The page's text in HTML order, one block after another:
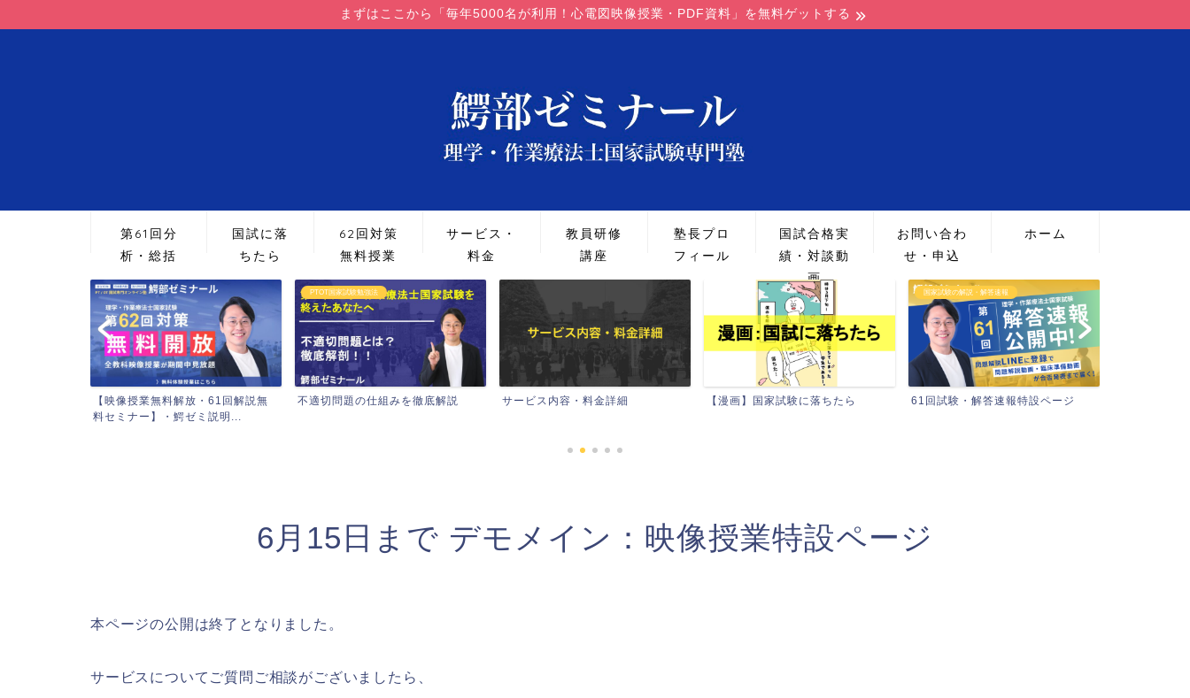
まずはここから「毎年5000名が利用！心電図映像授業・PDF資料」を無料ゲットする
第61回分
析・総括
国試に落
ちたら
62回対策
無料授業
サービス・
料金
教員研修
講座
塾長プロ
フィール
国試合格実
績・対談動
画
お問い合わ
せ・申込
ホーム
PTOT国家試験勉強法
不適切問題の仕組みを徹底解説 サービス内容・料金詳細 【漫画】国家試験に落ちたら
国家試験の解説・解答速報
61回試験・解答速報特設ページ
【映像授業無料解放・61回解説無
6月15日まで デモメイン：映像授業特設ページ
本ページの公開は終了となりました。
サービスについてご質問ご相談がございましたら、